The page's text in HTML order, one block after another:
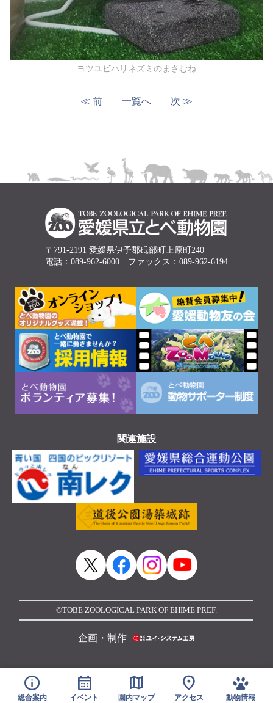
ヨツユビハリネズミのまさむね
≪ 前 一覧へ 次 ≫
〒791-2191 愛媛県伊予郡砥部町上原町240
電話：089-962-6000 ファックス：089-962-6194
関連施設
©TOBE ZOOLOGICAL PARK OF EHIME PREF.
企画・制作
info
総合案内
calendar_month
イベント
map
園内マップ
location_on
アクセス 動物情報